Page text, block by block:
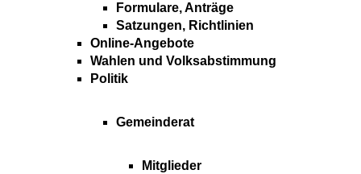
Formulare, Anträge
Satzungen, Richtlinien
Online-Angebote
Wahlen und Volksabstimmung
Politik
Gemeinderat
Mitglieder